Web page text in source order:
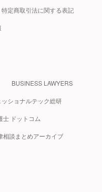
特定商取引法に関する表記
BUSINESS LAWYERS
ッショナルテック総研
士 ドットコム
相談まとめアーカイブ